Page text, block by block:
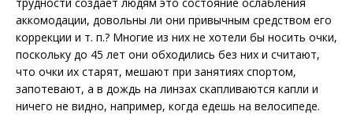
аккомодации, довольны ли они привычным средством его
коррекции и т. п.? Многие из них не хотели бы носить очки,
поскольку до 45 лет они обходились без них и считают,
что очки их старят, мешают при занятиях спортом,
запотевают, а в дождь на линзах скапливаются капли и
ничего не видно, например, когда едешь на велосипеде.